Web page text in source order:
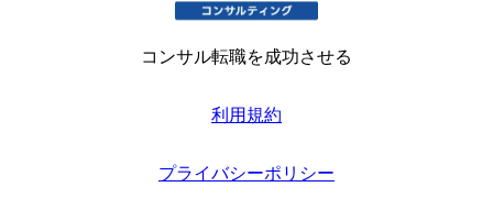
コンサル転職を成功させる
利用規約
プライバシーポリシー